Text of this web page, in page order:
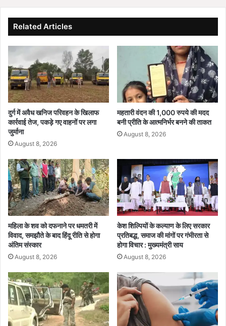
पू
र्ण
द
म
ब
ल
श्र
मि
क
की
बे
टी
डिं
प
क
श्य
प
अ
ब
सं
स्का
र
सि
टी
ल
में
सं
वा
र
Related Articles
दुर्ग में अवैध खनिज परिवहन के खिलाफ
कार्रवाई तेज, पकड़े गए वाहनों पर लगा
जुर्माना
August 8, 2026
महतारी वंदन की 1,000 रुपये की मदद
बनी प्रीति के आत्मनिर्भर बनने की ताकत
August 8, 2026
महिला के शव को दफनाने पर धमतरी में
विवाद, समझौते के बाद हिंदू रीति से होगा
अंतिम संस्कार
August 8, 2026
केश शिल्पियों के कल्याण के लिए सरकार
प्रतिबद्ध, समाज की मांगों पर गंभीरता से
होगा विचार : मुख्यमंत्री साय
August 8, 2026